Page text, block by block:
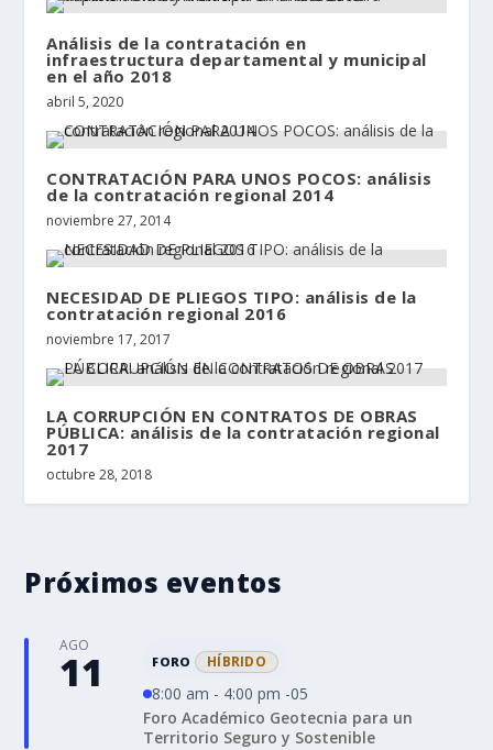
Análisis de la contratación en
infraestructura departamental y municipal
en el año 2018
abril 5, 2020
CONTRATACIÓN PARA UNOS POCOS: análisis
de la contratación regional 2014
noviembre 27, 2014
NECESIDAD DE PLIEGOS TIPO: análisis de la
contratación regional 2016
noviembre 17, 2017
LA CORRUPCIÓN EN CONTRATOS DE OBRAS
PÚBLICA: análisis de la contratación regional
2017
octubre 28, 2018
Próximos eventos
AGO
11 FORO HÍBRIDO
8:00 am - 4:00 pm -05
Foro Académico Geotecnia para un
Territorio Seguro y Sostenible